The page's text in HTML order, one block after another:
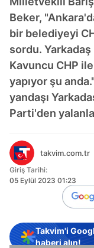
Beker,
bir belediyeyi
sordu.
Kavuncu CHP
yapıyor şu
yandaşı
Parti'den
takvim.com.tr
Giriş Tarihi:
05 Eylül 2023 01:23
Takvim'i
haberi alın!